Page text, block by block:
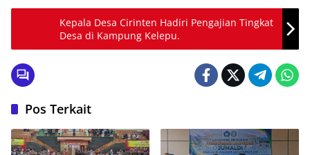
Kepala Desa Cirinten Hadiri Pengajian Tingkat
Desa di Kampung Kelepu.
Pos Terkait